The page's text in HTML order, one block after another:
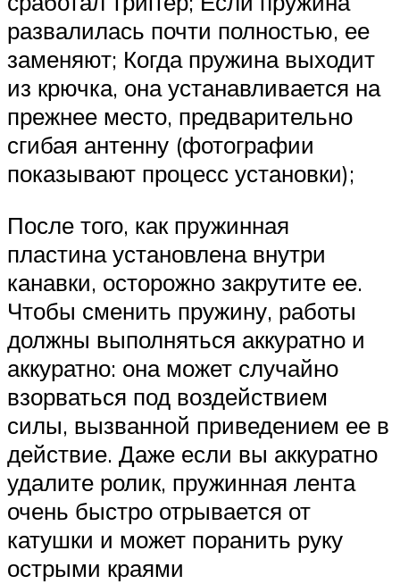
развалилась почти полностью, ее
заменяют; Когда пружина выходит
из крючка, она устанавливается на
прежнее место, предварительно
сгибая антенну (фотографии
показывают процесс установки);
После того, как пружинная
пластина установлена ​​внутри
канавки, осторожно закрутите ее.
Чтобы сменить пружину, работы
должны выполняться аккуратно и
аккуратно: она может случайно
взорваться под воздействием
силы, вызванной приведением ее в
действие. Даже если вы аккуратно
удалите ролик, пружинная лента
очень быстро отрывается от
катушки и может поранить руку
острыми краями